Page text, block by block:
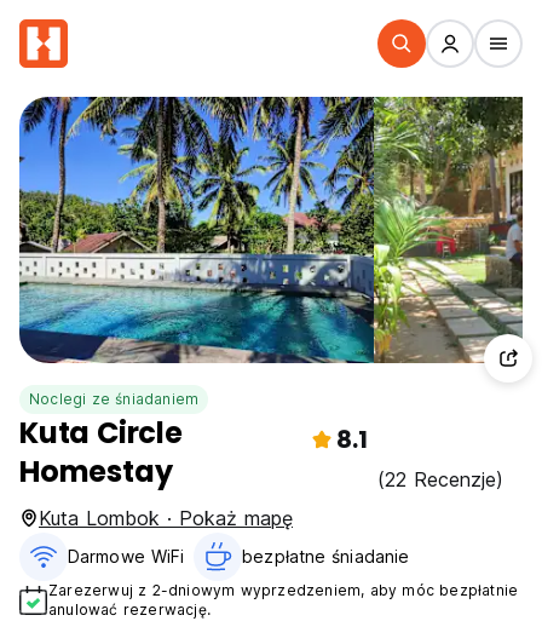
Noclegi ze śniadaniem
Kuta Circle
Homestay
8.1
(22 Recenzje)
Kuta Lombok · Pokaż mapę
Darmowe WiFi bezpłatne śniadanie‎
Zarezerwuj z 2-dniowym wyprzedzeniem, aby móc bezpłatnie
anulować rezerwację.